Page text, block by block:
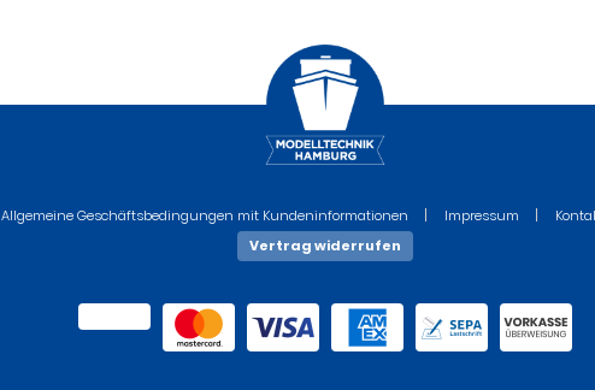
Allgemeine Geschäftsbedingungen mit Kundeninformationen Impressum
Vertrag widerrufen